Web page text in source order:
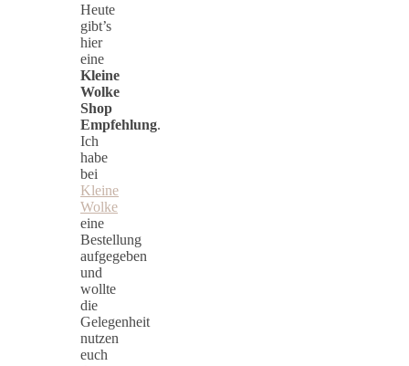
Heute
gibt’s
hier
eine
Kleine
Wolke
Shop
Empfehlung.
Ich
habe
bei
Kleine
Wolke
eine
Bestellung
aufgegeben
und
wollte
die
Gelegenheit
nutzen
euch